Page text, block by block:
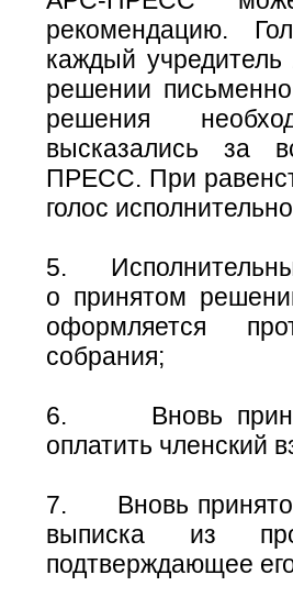
рекомендацию.
каждый
решении
решения
высказались за
ПРЕСС. При
голос
5.
о принятом
оформляется
собрания;
6.
Вновь
оплатить членский
7.
Вновь
выписка из
подтверждающее